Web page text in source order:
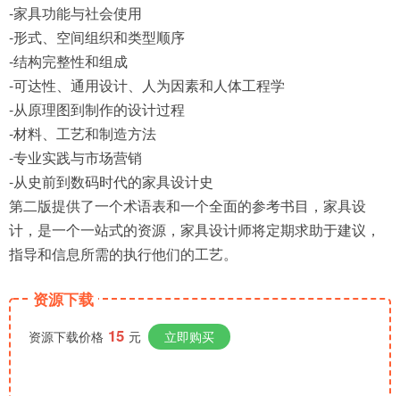
-家具功能与社会使用
-形式、空间组织和类型顺序
-结构完整性和组成
-可达性、通用设计、人为因素和人体工程学
-从原理图到制作的设计过程
-材料、工艺和制造方法
-专业实践与市场营销
-从史前到数码时代的家具设计史
第二版提供了一个术语表和一个全面的参考书目，家具设
计，是一个一站式的资源，家具设计师将定期求助于建议，
指导和信息所需的执行他们的工艺。
资源下载
资源下载价格 15 元 立即购买